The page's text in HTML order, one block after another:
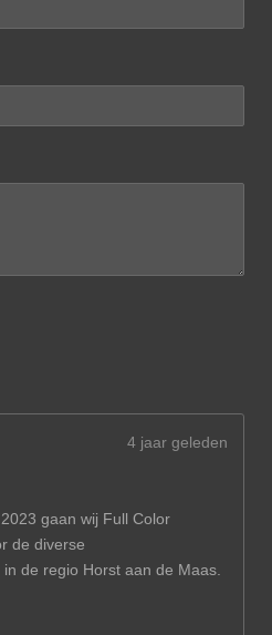
4 jaar geleden
gaan wij Full Color
de diverse
de regio Horst aan de Maas.